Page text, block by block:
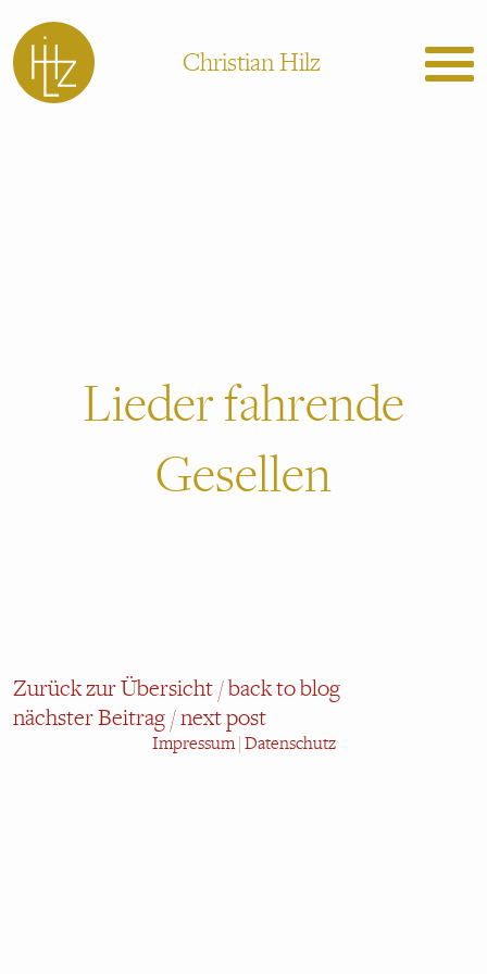
Christian Hilz
Lieder fahrende
Gesellen
Zurück zur Übersicht / back to blog
nächster Beitrag / next post
Impressum| Datenschutz